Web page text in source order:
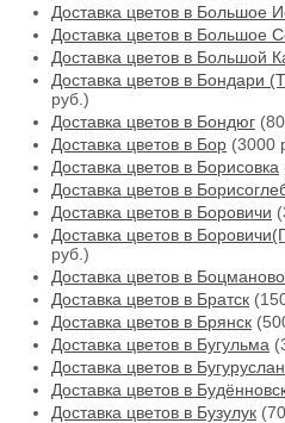
Доставка цветов в Большое
Доставка цветов в Большое
Доставка цветов в Большой
Доставка цветов в Бондари
руб.)
Доставка цветов в Бондюг
Доставка цветов в Бор (3000
Доставка цветов в Борисовка
Доставка цветов в
Доставка цветов в Боровичи
Доставка цветов в
руб.)
Доставка цветов в
Доставка цветов в Братск
Доставка цветов в Брянск
Доставка цветов в Бугульма
Доставка цветов в Бугуруслан
Доставка цветов в
Доставка цветов в Бузулук